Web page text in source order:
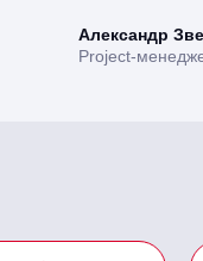
Александр
Project-